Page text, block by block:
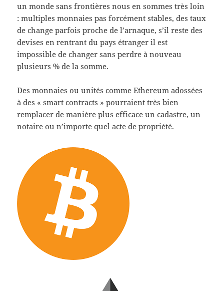
un monde sans frontières nous en sommes très loin
: multiples monnaies pas forcément stables, des taux
de change parfois proche de l’arnaque, s’il reste des
devises en rentrant du pays étranger il est
impossible de changer sans perdre à nouveau
plusieurs % de la somme.
Des monnaies ou unités comme Ethereum adossées
à des « smart contracts » pourraient très bien
remplacer de manière plus efficace un cadastre, un
notaire ou n’importe quel acte de propriété.